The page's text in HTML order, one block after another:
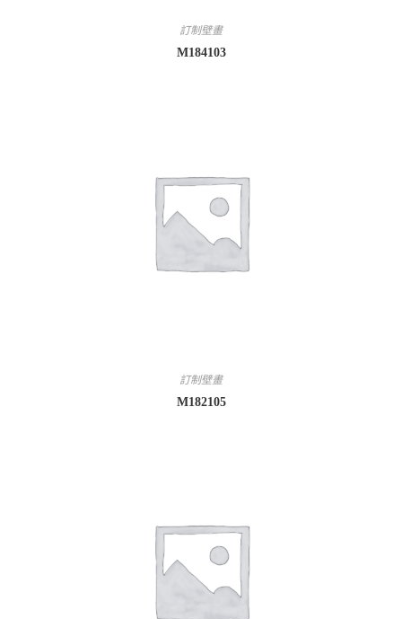
訂制壁畫
M184103
訂制壁畫
M182105